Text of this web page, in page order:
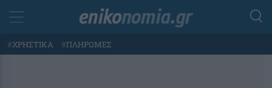
#ΧΡΗΣΤΙΚΑ #ΠΛΗΡΩΜΕΣ